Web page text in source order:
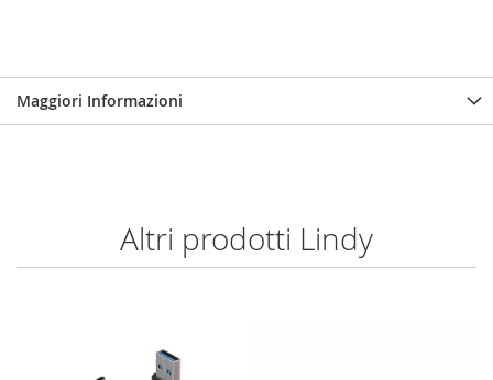
Maggiori Informazioni
Altri prodotti Lindy